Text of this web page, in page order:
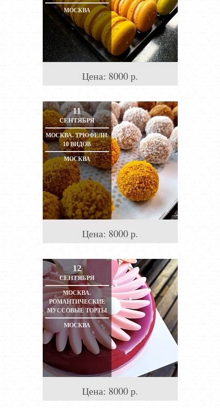
МОСКВА
Цена: 8000р.
11
СЕНТЯБРЯ
МОСКВА. ТРЮФЕЛИ.
10 ВИДОВ
МОСКВА
Цена: 8000р.
12
СЕНТЯБРЯ
МОСКВА.
РОМАНТИЧЕСКИЕ
МУССОВЫЕ ТОРТЫ
МОСКВА
Цена: 8000р.